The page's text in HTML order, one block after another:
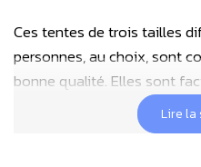
Ces tentes de trois tailles
personnes, au choix, sont
bonne qualité. Elles sont
grâce à une armature
tiges à passer dans les
Lire la